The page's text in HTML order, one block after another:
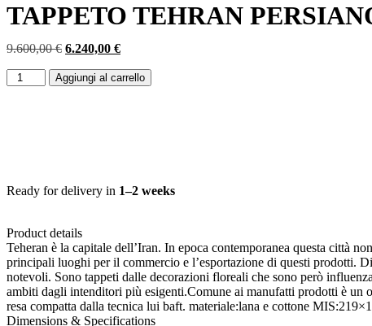
TAPPETO TEHRAN
9.600,00€ 6.240,00 €
Aggiungi al carrello
Ready for delivery in 1–2 weeks
Product details
Teheran è la capitale dell’Iran. In epoca contemporanea questa città
principali luoghi per il commercio e l’esportazione di questi prodotti.
notevoli. Sono tappeti dalle decorazioni floreali che sono però
ambiti dagli intenditori più esigenti.Comune ai manufatti prodotti è un
resa compatta dalla tecnica lui baft. materiale:lana e cottone
Dimensions & Specifications